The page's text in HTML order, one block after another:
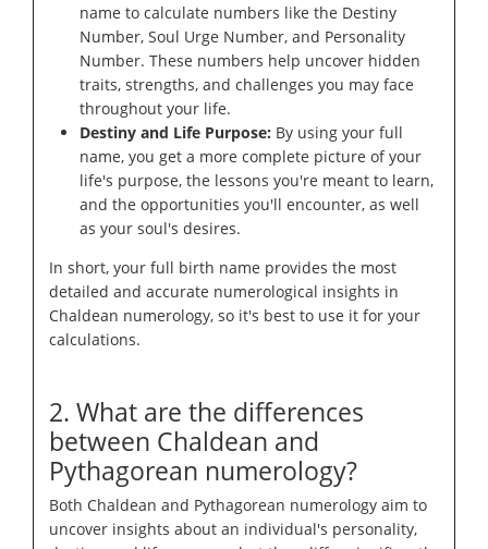
name to calculate numbers like the Destiny
Number, Soul Urge Number, and Personality
Number. These numbers help uncover hidden
traits, strengths, and challenges you may face
throughout your life.
Destiny and Life Purpose: By using your full
name, you get a more complete picture of your
life's purpose, the lessons you're meant to learn,
and the opportunities you'll encounter, as well
as your soul's desires.
In short, your full birth name provides the most
detailed and accurate numerological insights in
Chaldean numerology, so it's best to use it for your
calculations.
2. What are the differences
between Chaldean and
Pythagorean numerology?
Both Chaldean and Pythagorean numerology aim to
uncover insights about an individual's personality,